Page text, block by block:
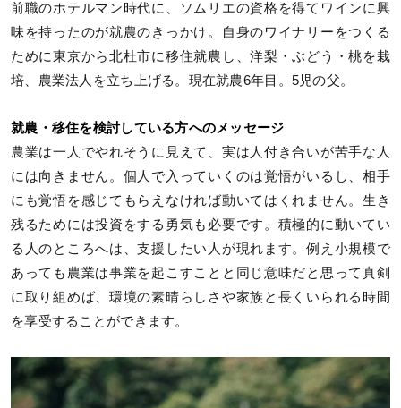
前職のホテルマン時代に、ソムリエの資格を得てワインに興
味を持ったのが就農のきっかけ。自身のワイナリーをつくる
ために東京から北杜市に移住就農し、洋梨・ぶどう・桃を栽
培、農業法人を立ち上げる。現在就農6年目。5児の父。
就農・移住を検討している方へのメッセージ
農業は一人でやれそうに見えて、実は人付き合いが苦手な人
には向きません。個人で入っていくのは覚悟がいるし、相手
にも覚悟を感じてもらえなければ動いてはくれません。生き
残るためには投資をする勇気も必要です。積極的に動いてい
る人のところへは、支援したい人が現れます。例え小規模で
あっても農業は事業を起こすことと同じ意味だと思って真剣
に取り組めば、環境の素晴らしさや家族と長くいられる時間
を享受することができます。